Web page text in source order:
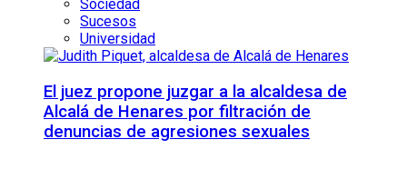
Sociedad
Sucesos
Universidad
El juez propone juzgar a la alcaldesa de
Alcalá de Henares por filtración de
denuncias de agresiones sexuales